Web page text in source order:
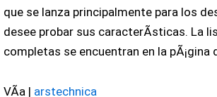
que se lanza principalmente para los
desee probar sus caracterÃ­sticas. La
completas se encuentran en la pÃ¡gina
VÃ­a | arstechnica